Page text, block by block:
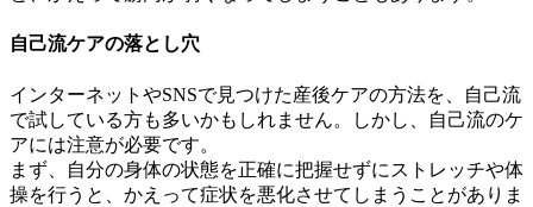
自己流ケアの落とし穴
インターネットやSNSで見つけた産後ケアの方法を、自己流
で試している方も多いかもしれません。しかし、自己流のケ
アには注意が必要です。
まず、自分の身体の状態を正確に把握せずにストレッチや体
操を行うと、かえって症状を悪化させてしまうことがありま